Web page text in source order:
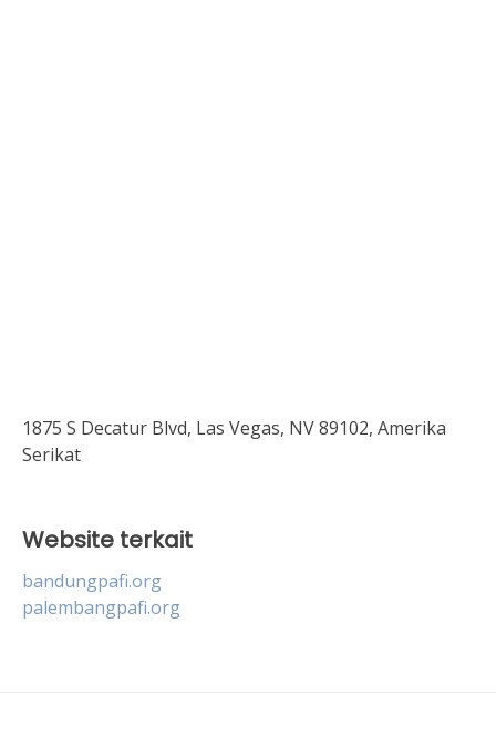
1875 S Decatur Blvd, Las Vegas, NV 89102, Amerika
Serikat
Website terkait
bandungpafi.org
palembangpafi.org